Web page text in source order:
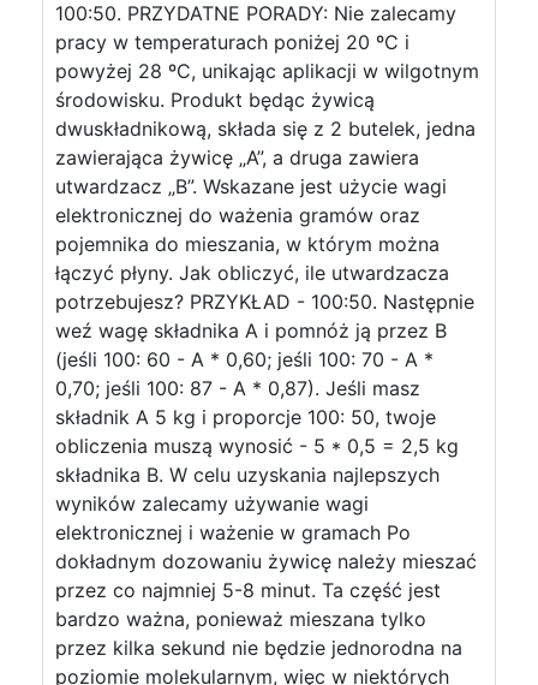
100:50. PRZYDATNE PORADY: Nie zalecamy
pracy w temperaturach poniżej 20 ºC i
powyżej 28 ºC, unikając aplikacji w wilgotnym
środowisku. Produkt będąc żywicą
dwuskładnikową, składa się z 2 butelek, jedna
zawierająca żywicę „A”, a druga zawiera
utwardzacz „B”. Wskazane jest użycie wagi
elektronicznej do ważenia gramów oraz
pojemnika do mieszania, w którym można
łączyć płyny. Jak obliczyć, ile utwardzacza
potrzebujesz? PRZYKŁAD - 100:50. Następnie
weź wagę składnika A i pomnóż ją przez B
(jeśli 100: 60 - A * 0,60; jeśli 100: 70 - A *
0,70; jeśli 100: 87 - A * 0,87). Jeśli masz
składnik A 5 kg i proporcje 100: 50, twoje
obliczenia muszą wynosić - 5 * 0,5 = 2,5 kg
składnika B. W celu uzyskania najlepszych
wyników zalecamy używanie wagi
elektronicznej i ważenie w gramach Po
dokładnym dozowaniu żywicę należy mieszać
przez co najmniej 5-8 minut. Ta część jest
bardzo ważna, ponieważ mieszana tylko
przez kilka sekund nie będzie jednorodna na
poziomie molekularnym, więc w niektórych